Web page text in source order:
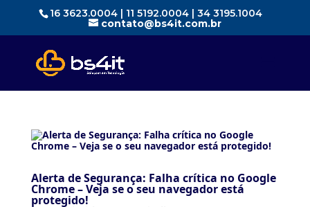
16 3623.0004 | 11 5192.0004 | 34 3195.1004
contato@bs4it.com.br
Alerta de Segurança: Falha crítica no Google
Chrome – Veja se o seu navegador está
protegido!